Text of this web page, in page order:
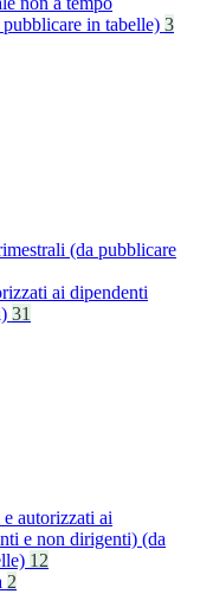
in tabelle) 3
(da pubblicare
ai dipendenti
31
autorizzati ai
e non dirigenti) (da
12
2